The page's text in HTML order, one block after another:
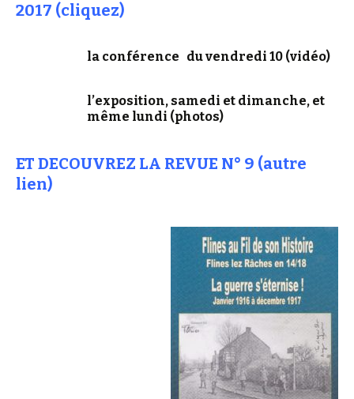
2017 (cliquez)
la conférence du vendredi 10 (vidéo)
l’exposition, samedi et dimanche, et
même lundi (photos)
ET DECOUVREZ LA REVUE N° 9 (autre
lien)